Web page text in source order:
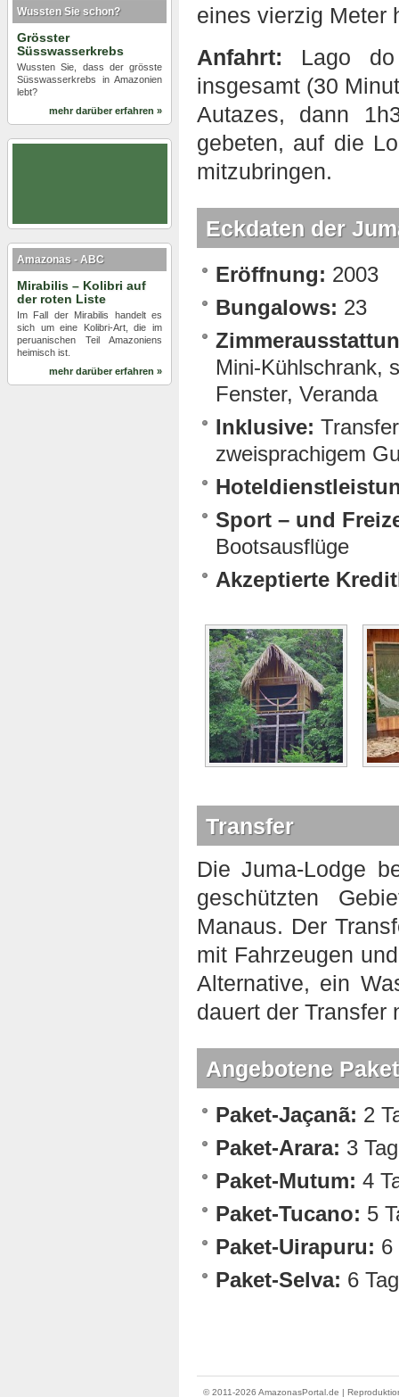
eines vierzig Meter
Anfahrt: Lago
insgesamt (30
Autazes, dann
gebeten, auf die
mitzubringen.
Eckdaten der
Eröffnung: 2003
Bungalows: 23
Mini-Kühlschrank,
Fenster, Veranda
Inklusive:
zweisprachigem
Sport – und
Bootsausflüge
Akzeptierte
Transfer
Die Juma-Lodge
geschützten
Manaus. Der
mit Fahrzeugen
Alternative, ein
dauert der Transfer
Angebotene
Paket-Jaçanã: 2
Paket-Arara: 3
Paket-Mutum: 4
Paket-Tucano: 5
Paket-Uirapuru: 6
Paket-Selva: 6
© 2011-2026 AmazonasPortal.de |
Wussten Sie schon?
Grösster
Süsswasserkrebs
Wussten Sie, dass der grösste
Süsswasserkrebs in Amazonien
lebt?
mehr darüber erfahren »
Amazonas - ABC
Mirabilis – Kolibri auf
der roten Liste
Im Fall der Mirabilis handelt es
sich um eine Kolibri-Art, die im
peruanischen Teil Amazoniens
heimisch ist.
mehr darüber erfahren »